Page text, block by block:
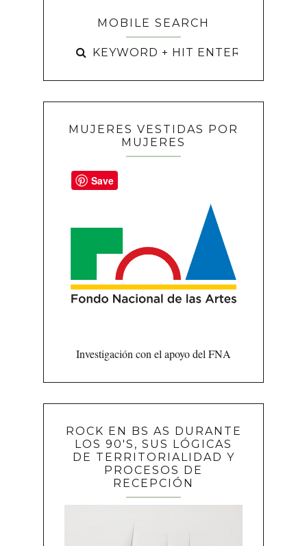
MOBILE SEARCH
MUJERES VESTIDAS POR
MUJERES
Investigación con el apoyo del FNA
ROCK EN BS AS DURANTE
LOS 90'S, SUS LÓGICAS
DE TERRITORIALIDAD Y
PROCESOS DE
RECEPCIÓN
Save